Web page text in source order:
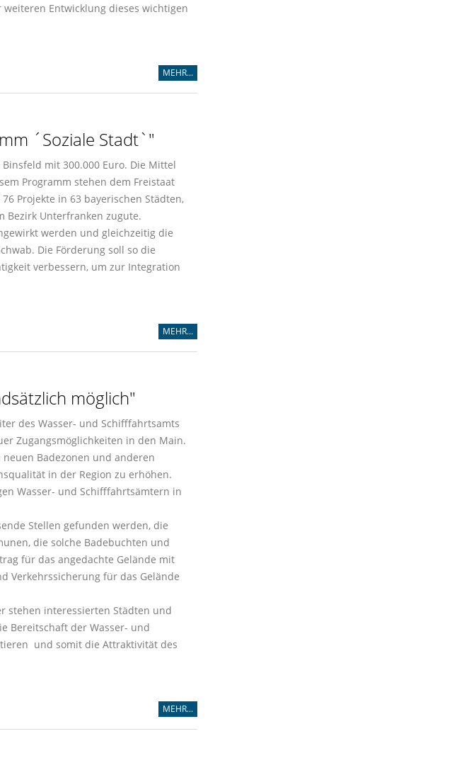
Entwicklung dieses wichtigen
MEHR...
´Soziale Stadt`"
mit 300.000 Euro. Die Mittel
Programm stehen dem Freistaat
Projekte in 63 bayerischen Städten,
Bezirk Unterfranken zugute.
werden und gleichzeitig die
Die Förderung soll so die
verbessern, um zur Integration
MEHR...
möglich"
des Wasser- und Schifffahrtsamts
Zugangsmöglichkeiten in den Main.
Badezonen und anderen
in der Region zu erhöhen.
Wasser- und Schifffahrtsämtern in
Stellen gefunden werden, die
die solche Badebuchten und
für das angedachte Gelände mit
Verkehrssicherung für das Gelände
stehen interessierten Städten und
Bereitschaft der Wasser- und
und somit die Attraktivität des
MEHR...